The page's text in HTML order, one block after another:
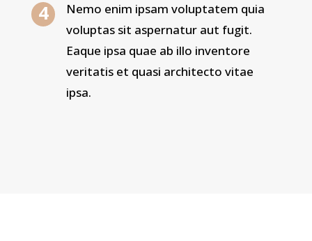
Nemo enim ipsam voluptatem quia
voluptas sit aspernatur aut fugit.
Eaque ipsa quae ab illo inventore
veritatis et quasi architecto vitae
ipsa.